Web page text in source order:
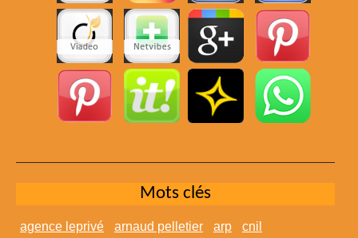
Mots clés
agence leprivé arnaud pelletier arp
cnil